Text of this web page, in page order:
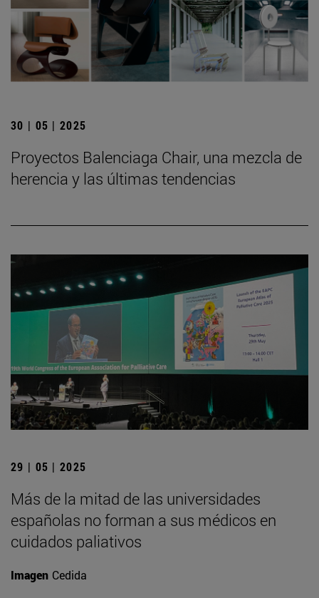
30 | 05 | 2025
Proyectos Balenciaga Chair, una mezcla de
herencia y las últimas tendencias
29 | 05 | 2025
Más de la mitad de las universidades
españolas no forman a sus médicos en
cuidados paliativos
Imagen Cedida